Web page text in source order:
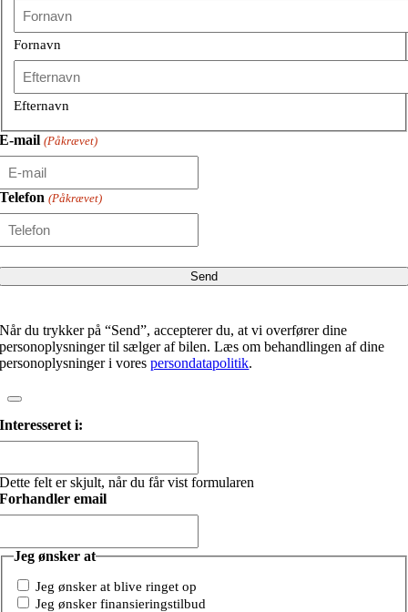
Fornavn
Efternavn
E-mail (Påkrævet)
Telefon (Påkrævet)
Når du trykker på “Send”, accepterer du, at vi overfører dine
personoplysninger til sælger af bilen. Læs om behandlingen af dine
personoplysninger i vorespersondatapolitik.
Interesseret i:
Dette felt er skjult, når du får vist formularen
Forhandler email
Jeg ønsker at
Jeg ønsker at blive ringet op
Jeg ønsker finansieringstilbud